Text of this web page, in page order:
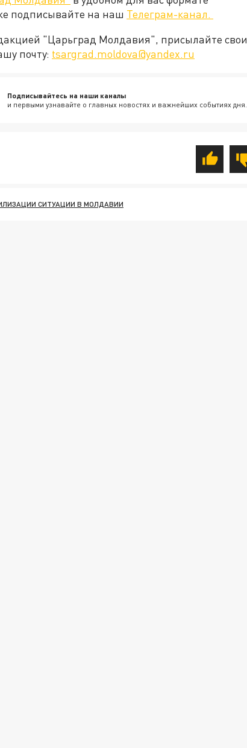
подписывайте на наш Телеграм-канал.
"Царьград Молдавия", присылайте свои
почту: tsargrad.moldova@yandex.ru
Подписывайтесь на наши каналы
и первыми узнавайте о главных новостях и важнейших событиях дня.
СИТУАЦИИ В МОЛДАВИИ